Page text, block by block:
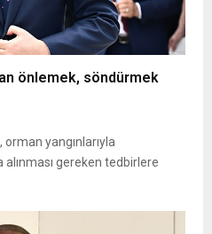
önlemek, söndürmek
yangınlarıyla
gereken tedbirlere